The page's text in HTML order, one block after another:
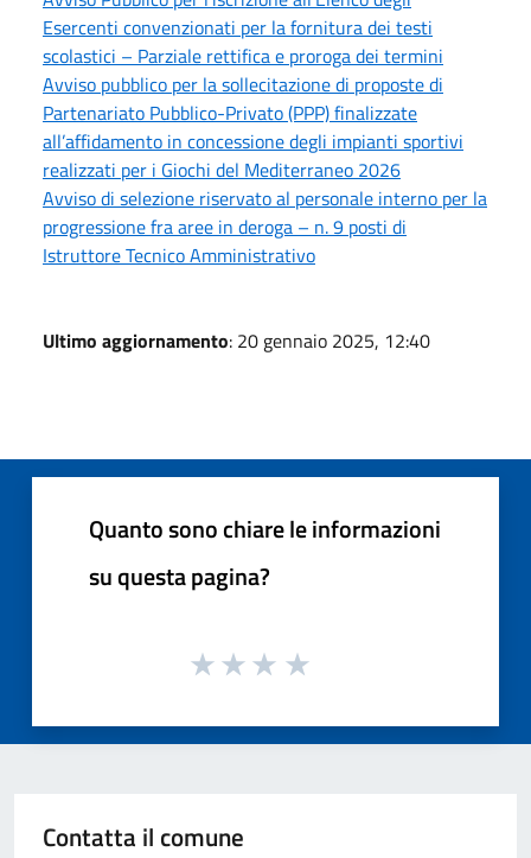
Esercenti convenzionati per la fornitura dei testi
scolastici – Parziale rettifica e proroga dei termini
Avviso pubblico per la sollecitazione di proposte di
Partenariato Pubblico-Privato (PPP) finalizzate
all’affidamento in concessione degli impianti sportivi
realizzati per i Giochi del Mediterraneo 2026
Avviso di selezione riservato al personale interno per la
progressione fra aree in deroga – n. 9 posti di
Istruttore Tecnico Amministrativo
Ultimo aggiornamento: 20 gennaio 2025, 12:40
Quanto sono chiare le informazioni
su questa pagina?
Contatta il comune